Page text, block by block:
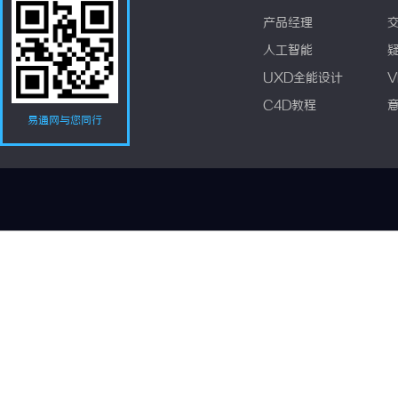
易通网与您同行
产品经理
人工智能
UXD全能设计
C4D教程